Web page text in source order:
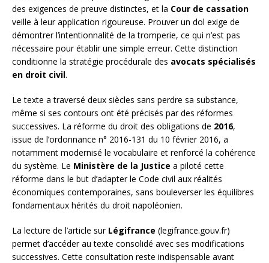
des exigences de preuve distinctes, et la Cour de cassation
veille à leur application rigoureuse. Prouver un dol exige de
démontrer l’intentionnalité de la tromperie, ce qui n’est pas
nécessaire pour établir une simple erreur. Cette distinction
conditionne la stratégie procédurale des avocats spécialisés
en droit civil.
Le texte a traversé deux siècles sans perdre sa substance,
même si ses contours ont été précisés par des réformes
successives. La réforme du droit des obligations de 2016,
issue de l’ordonnance n° 2016-131 du 10 février 2016, a
notamment modernisé le vocabulaire et renforcé la cohérence
du système. Le Ministère de la Justice a piloté cette
réforme dans le but d’adapter le Code civil aux réalités
économiques contemporaines, sans bouleverser les équilibres
fondamentaux hérités du droit napoléonien.
La lecture de l’article sur Légifrance (legifrance.gouv.fr)
permet d’accéder au texte consolidé avec ses modifications
successives. Cette consultation reste indispensable avant